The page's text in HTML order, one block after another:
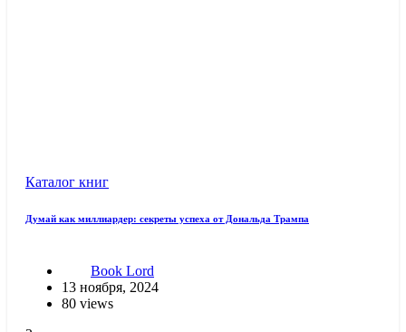
Каталог книг
Думай как миллиардер: секреты успеха от Дональда Трампа
Book Lord
13 ноября, 2024
80 views